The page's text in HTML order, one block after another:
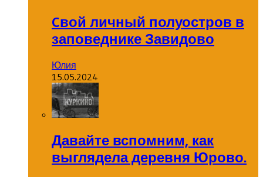
Cвой личный полуостров в
заповеднике Завидово
Юлия
15.05.2024
Давайте вспомним, как
выглядела деревня Юрово.